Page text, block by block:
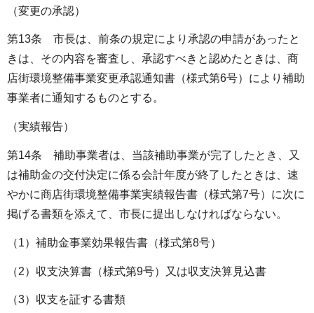
（変更の承認）
第13条 市長は、前条の規定により承認の申請があったと
きは、その内容を審査し、承認すべきと認めたときは、商
店街環境整備事業変更承認通知書（様式第6号）により補助
事業者に通知するものとする。
（実績報告）
第14条 補助事業者は、当該補助事業が完了したとき、又
は補助金の交付決定に係る会計年度が終了したときは、速
やかに商店街環境整備事業実績報告書（様式第7号）に次に
掲げる書類を添えて、市長に提出しなければならない。
（1）補助金事業効果報告書（様式第8号）
（2）収支決算書（様式第9号）又は収支決算見込書
（3）収支を証する書類